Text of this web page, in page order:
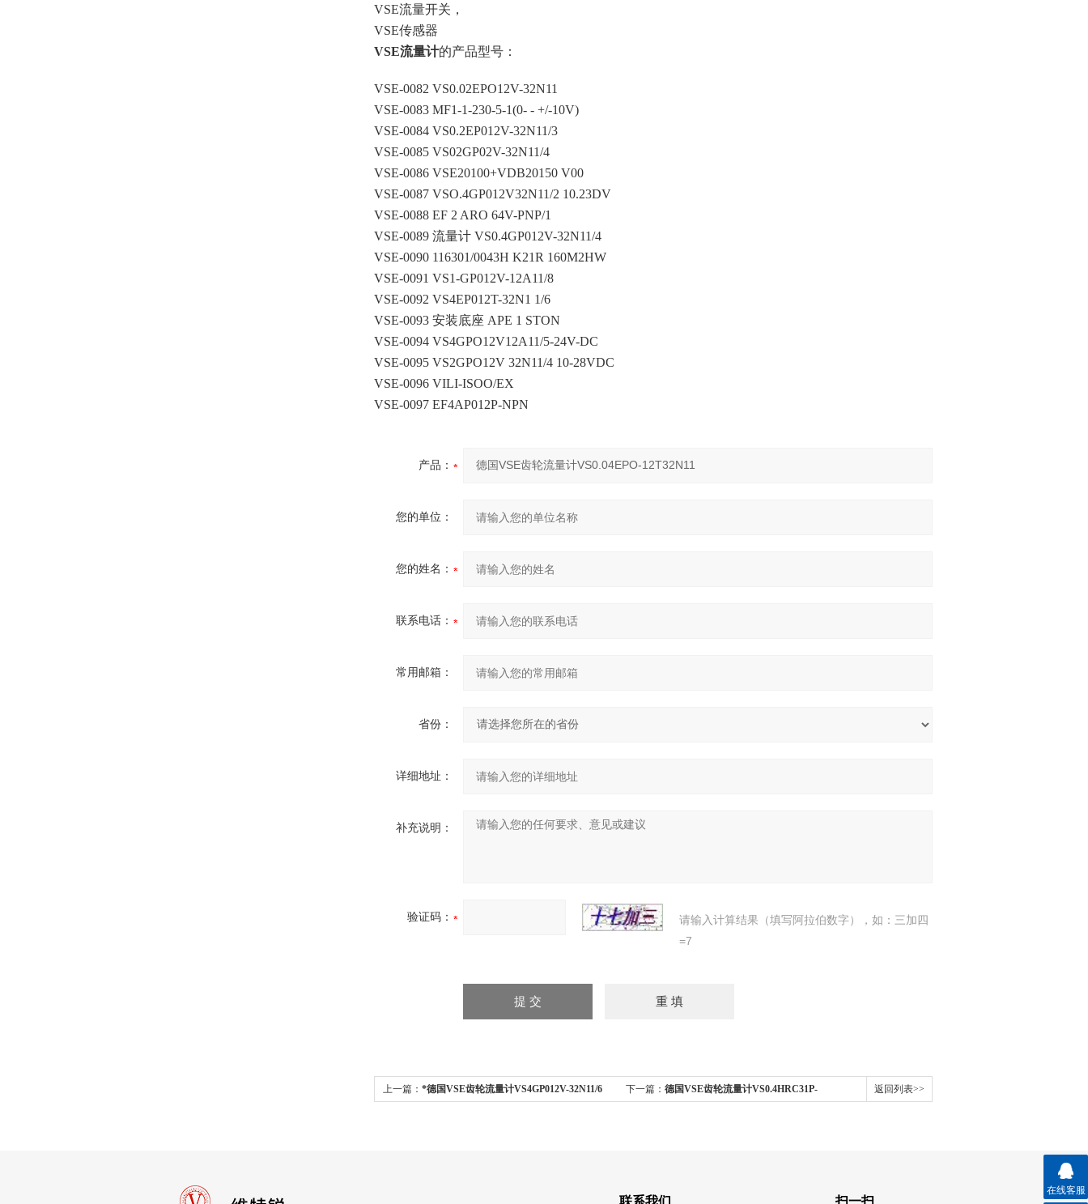
VSE流量开关，
VSE传感器
VSE流量计的产品型号：
VSE-0082 VS0.02EPO12V-32N11
VSE-0083 MF1-1-230-5-1(0- - +/-10V)
VSE-0084 VS0.2EP012V-32N11/3
VSE-0085 VS02GP02V-32N11/4
VSE-0086 VSE20100+VDB20150 V00
VSE-0087 VSO.4GP012V32N11/2 10.23DV
VSE-0088 EF 2 ARO 64V-PNP/1
VSE-0089 流量计 VS0.4GP012V-32N11/4
VSE-0090 116301/0043H K21R 160M2HW
VSE-0091 VS1-GP012V-12A11/8
VSE-0092 VS4EP012T-32N1 1/6
VSE-0093 安装底座 APE 1 STON
VSE-0094 VS4GPO12V12A11/5-24V-DC
VSE-0095 VS2GPO12V 32N11/4 10-28VDC
VSE-0096 VILI-ISOO/EX
VSE-0097 EF4AP012P-NPN
产品：
您的单位：
您的姓名：
联系电话：
常用邮箱：
省份：
详细地址：
补充说明：
验证码：
请输入计算结果（填写阿拉伯数字），如：三加四
=7
上一篇： *德国VSE齿轮流量计VS4GP012V-32N11/6 下一篇： 德国VSE齿轮流量计VS0.4HRC31P- 返回列表>>
扫一扫
联系我们
在线客服